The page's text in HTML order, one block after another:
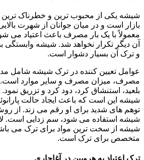
شیشه یکی از محبوب ترین و خطرناک ترین
بازار است و در میان جوانان از شهرت
معمولاً با یک بار مصرف باعث اعتیاد می
آن دیگر تکرار نخواهد شد. شیشه وابستگی
و ترک آن بسیار دشوار است.
عوامل تعیین کننده در ترک شیشه
مصرف، میزان مصرف و سایر موارد است.
بلعید، استنشاق کرد، دود کرد و تزریق
شیشه این است که باعث ایجاد حالت
توهم های شدید برای او رقم می زند. از
شیشه استفاده می شود، سم زدایی است.
شیشه از سخت ترین مواد برای ترک می باشد
متخصص برای ترک است.